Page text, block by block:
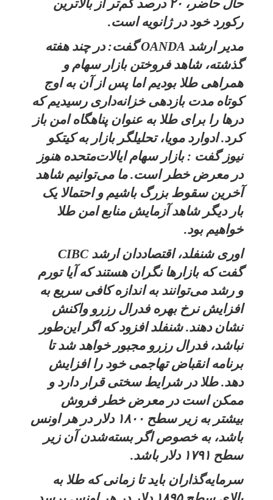
حال حاضر، ۲۰ درصد کم‌تر از بالاترین
رکورد خود در ژانویه است.
مدیر ارشد OANDA گفت: در چند هفته
گذشته، شاهد فروختن بازار سهام و
همراهی طلا بودیم اما پس از آن به اوج
کوتاه مدت بازدهی خزانه‌داری رسیدیم که
درها را برای طلا به عنوان پناهگاه امن باز
کرد. ادوارد مویا، تحلیلگر بازار به کیتکو
نیوز گفت : بازار سهام ایالات‌متحده هنوز
در معرض خطر است. ما می‌توانیم شاهد
آخرین سقوط بزرگ باشیم و احتمالا یک
بار دیگر شاهد آزمایش منابع امن طلا
خواهیم بود.
اوری شنفلد، اقتصاددان ارشد CIBC
گفت که بازارها نگران هستند که آیا تورم
و رشد می‌توانند به اندازه کافی سریع به
افزایش نرخ بهره فدرال رزرو واکنش
نشان دهند. شنفلد افزود که اگر این‌طور
نباشد، فدرال رزرو مجبور خواهد شد تا
برنامه انقباض تهاجمی خود را افزایش
دهد. طلا در شرایط سختی قرار دارد و
ممکن است در معرض خطر فروش
بیشتر به زیر سطح ۱۸۰۰ دلار در هر اونس
باشد، به خصوص اگر بسته‌شدن آن زیر
سطح ۱۷۹۱ دلار باشد.
سرمایه‌گذاران باید تا زمانی که طلا به